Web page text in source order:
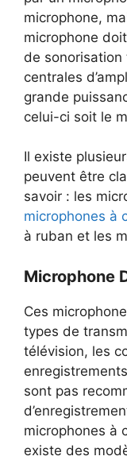
microphone,
microphone
de
centrales
grande
celui-ci soit le
Il existe
peuvent être
savoir : les
microphones à
à ruban et les
Microphone
Ces
types de
télévision, les
sont pas
microphones à
existe des